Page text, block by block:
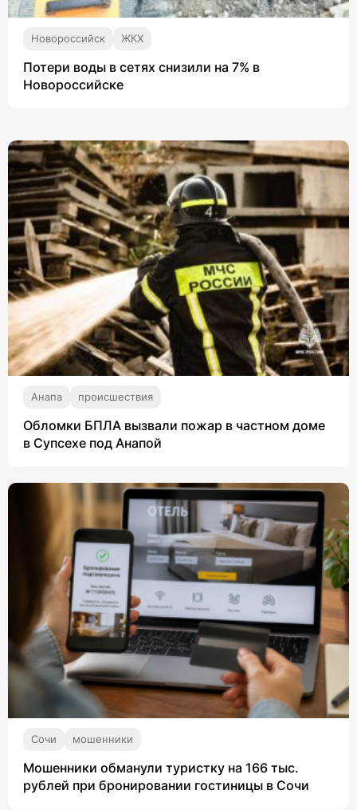
Новороссийск ЖКХ
Потери воды в сетях снизили на 7% в
Новороссийске
Анапа происшествия
Обломки БПЛА вызвали пожар в частном доме
в Супсехе под Анапой
Сочи мошенники
Мошенники обманули туристку на 166 тыс.
рублей при бронировании гостиницы в Сочи